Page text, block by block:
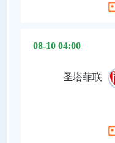
08-10 04:00
圣塔菲联